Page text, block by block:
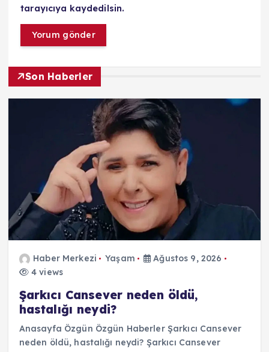
tarayıcıya kaydedilsin.
Son Haberler
Haber Merkezi Yaşam
Ağustos 9, 2026
4 views
Şarkıcı Cansever neden öldü,
hastalığı neydi?
Anasayfa Özgün Özgün Haberler Şarkıcı Cansever
neden öldü, hastalığı neydi? Şarkıcı Cansever